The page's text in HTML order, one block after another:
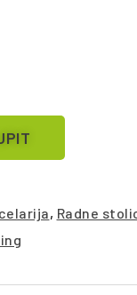
, Radne